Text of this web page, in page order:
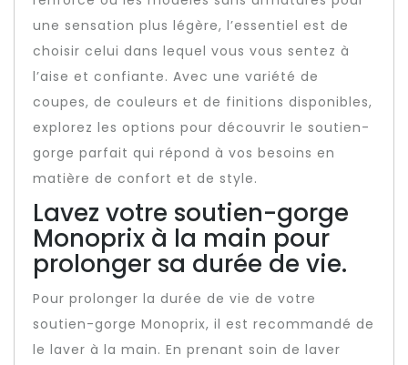
une sensation plus légère, l’essentiel est de
choisir celui dans lequel vous vous sentez à
l’aise et confiante. Avec une variété de
coupes, de couleurs et de finitions disponibles,
explorez les options pour découvrir le soutien-
gorge parfait qui répond à vos besoins en
matière de confort et de style.
Lavez votre soutien-gorge
Monoprix à la main pour
prolonger sa durée de vie.
Pour prolonger la durée de vie de votre
soutien-gorge Monoprix, il est recommandé de
le laver à la main. En prenant soin de laver